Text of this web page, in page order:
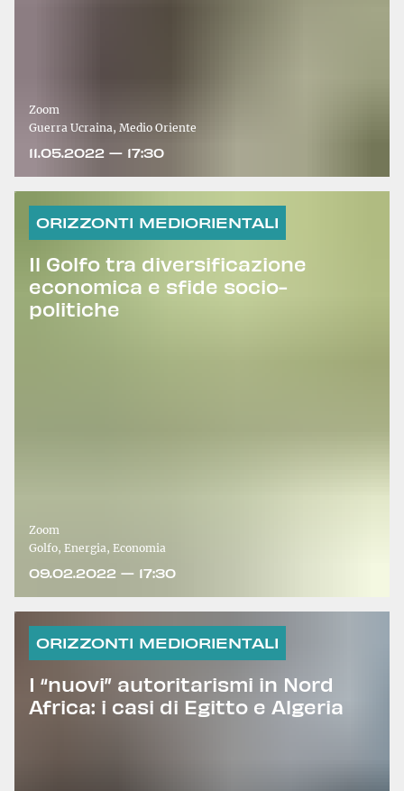
Zoom
Guerra Ucraina, Medio Oriente
11.05.2022 — 17:30
ORIZZONTI MEDIORIENTALI
Il Golfo tra diversificazione
economica e sfide socio-
politiche
Zoom
Golfo, Energia, Economia
09.02.2022 — 17:30
ORIZZONTI MEDIORIENTALI
I “nuovi” autoritarismi in Nord
Africa: i casi di Egitto e Algeria